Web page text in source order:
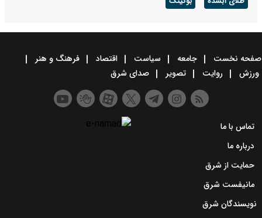
صفحه نخست جامعه سیاست اقتصاد
فرهنگ و هنر
ورزش
روایت تصویر صدای شرق
تماس با ما
درباره ما
حمایت از شرق
مانیفست شرق
نویسندگان شرق